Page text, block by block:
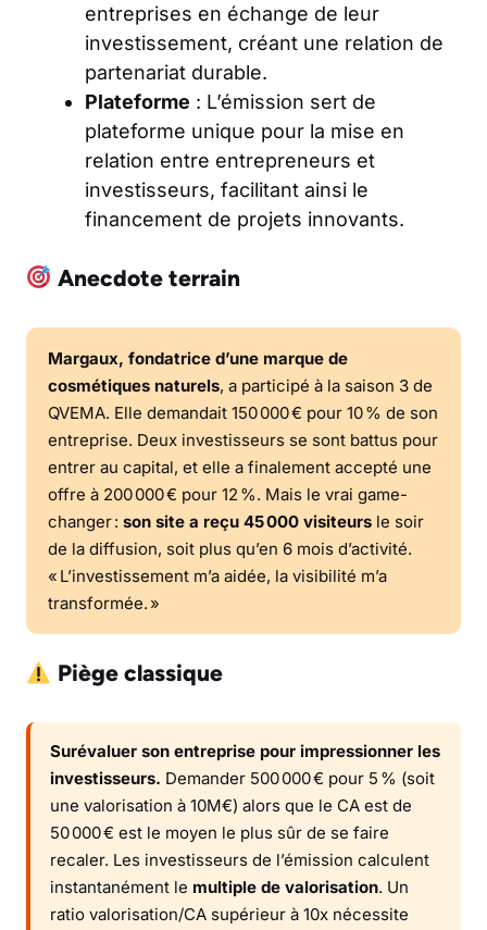
entreprises en échange de leur
investissement, créant une relation de
partenariat durable.
Plateforme : L’émission sert de
plateforme unique pour la mise en
relation entre entrepreneurs et
investisseurs, facilitant ainsi le
financement de projets innovants.
Anecdote terrain
Margaux, fondatrice d’une marque de
cosmétiques naturels, a participé à la saison 3 de
QVEMA. Elle demandait 150 000 € pour 10 % de son
entreprise. Deux investisseurs se sont battus pour
entrer au capital, et elle a finalement accepté une
offre à 200 000 € pour 12 %. Mais le vrai game-
changer : son site a reçu 45 000 visiteurs le soir
de la diffusion, soit plus qu’en 6 mois d’activité.
« L’investissement m’a aidée, la visibilité m’a
transformée. »
Piège classique
Surévaluer son entreprise pour impressionner les
investisseurs. Demander 500 000 € pour 5 % (soit
une valorisation à 10M€) alors que le CA est de
50 000 € est le moyen le plus sûr de se faire
recaler. Les investisseurs de l’émission calculent
instantanément le multiple de valorisation. Un
ratio valorisation/CA supérieur à 10x nécessite